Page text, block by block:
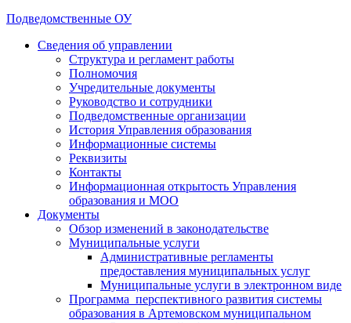
Подведомственные ОУ
Сведения об управлении
Структура и регламент работы
Полномочия
Учредительные документы
Руководство и сотрудники
Подведомственные организации
История Управления образования
Информационные системы
Реквизиты
Контакты
Информационная открытость Управления
образования и МОО
Документы
Обзор изменений в законодательстве
Муниципальные услуги
Административные регламенты
предоставления муниципальных услуг
Муниципальные услуги в электронном виде
Программа перспективного развития системы
образования в Артемовском муниципальном